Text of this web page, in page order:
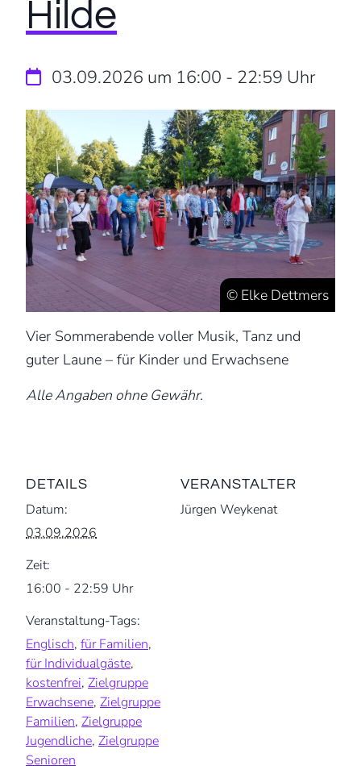
Hilde
03.09.2026 um 16:00 - 22:59 Uhr
© Elke Dettmers
Vier Sommerabende voller Musik, Tanz und
guter Laune – für Kinder und Erwachsene
Alle Angaben ohne Gewähr.
DETAILS
Datum:
03.09.2026
Zeit:
16:00 - 22:59 Uhr
Veranstaltung-Tags:
Englisch, für Familien,
für Individualgäste,
kostenfrei, Zielgruppe
Erwachsene, Zielgruppe
Familien, Zielgruppe
Jugendliche, Zielgruppe
Senioren
VERANSTALTER
Jürgen Weykenat